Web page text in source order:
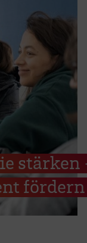
stärken
fördern